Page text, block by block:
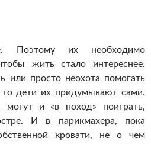
Поэтому их необходимо
жить стало интереснее.
или просто неохота помогать
дети их придумывают сами.
и «в поход» поиграть,
И в парикмахера, пока
кровати, не о чем